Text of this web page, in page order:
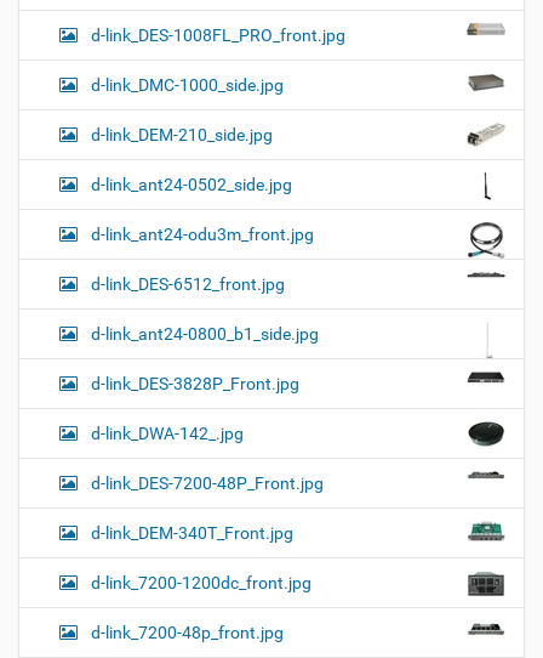
d-link_DES-1008FL_PRO_front.jpg
d-link_DMC-1000_side.jpg
d-link_DEM-210_side.jpg
d-link_ant24-0502_side.jpg
d-link_ant24-odu3m_front.jpg
d-link_DES-6512_front.jpg
d-link_ant24-0800_b1_side.jpg
d-link_DES-3828P_Front.jpg
d-link_DWA-142_.jpg
d-link_DES-7200-48P_Front.jpg
d-link_DEM-340T_Front.jpg
d-link_7200-1200dc_front.jpg
d-link_7200-48p_front.jpg